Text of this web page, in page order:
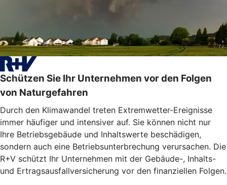
Schützen Sie Ihr Unternehmen vor den Folgen
von Naturgefahren
Durch den Klimawandel treten Extremwetter-Ereignisse
immer häufiger und intensiver auf. Sie können nicht nur
Ihre Betriebsgebäude und Inhaltswerte beschädigen,
sondern auch eine Betriebsunterbrechung verursachen. Die
R+V schützt Ihr Unternehmen mit der Gebäude-, Inhalts-
und Ertragsausfallversicherung vor den finanziellen Folgen.